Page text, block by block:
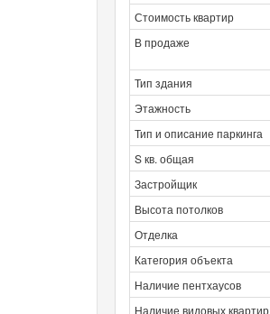
Стоимость квартир
В продаже
Тип здания
Этажность
Тип и описание паркинга
S кв. общая
Застройщик
Высота потолков
Отделка
Категория объекта
Наличие пентхаусов
Наличие видовых квартир